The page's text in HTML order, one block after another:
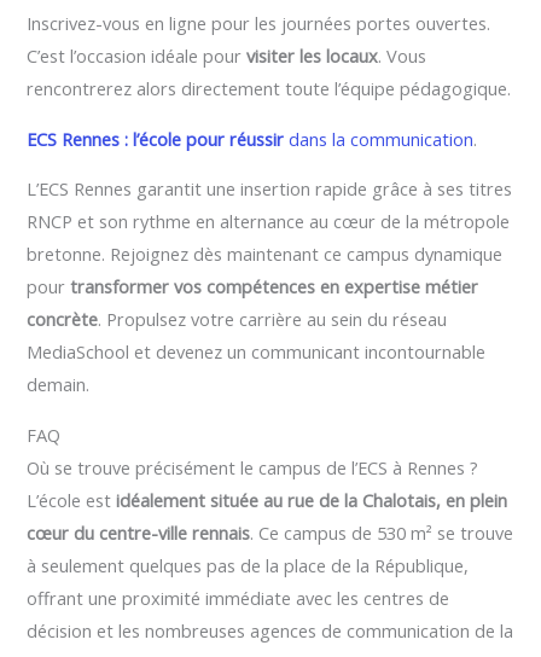
Inscrivez-vous en ligne pour les journées portes ouvertes.
C’est l’occasion idéale pourvisiter les locaux. Vous
rencontrerez alors directement toute l’équipe pédagogique.
ECS Rennes : l’école pour réussir dans la communication.
L’ECS Rennes garantit une insertion rapide grâce à ses titres
RNCP et son rythme en alternance au cœur de la métropole
bretonne. Rejoignez dès maintenant ce campus dynamique
pourtransformer vos compétences en expertise métier
concrète. Propulsez votre carrière au sein du réseau
MediaSchool et devenez un communicant incontournable
demain.
FAQ
Où se trouve précisément le campus de l’ECS à Rennes ?
L’école estidéalement située au rue de la Chalotais, en plein
cœur du centre-ville rennais. Ce campus de 530 m² se trouve
à seulement quelques pas de la place de la République,
offrant une proximité immédiate avec les centres de
décision et les nombreuses agences de communication de la